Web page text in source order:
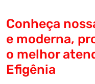
Conheça
e moderna,
o melhor
Efigênia